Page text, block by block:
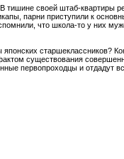
тишине своей штаб-квартиры
парни приступили к
что школа-то у них
старшеклассников?
существования
первопроходцы и отдадут